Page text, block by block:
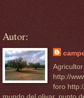
Autor:
http://
foro
mundo del olivar, punto